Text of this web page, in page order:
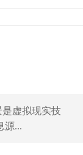
是虚拟现实技
源...